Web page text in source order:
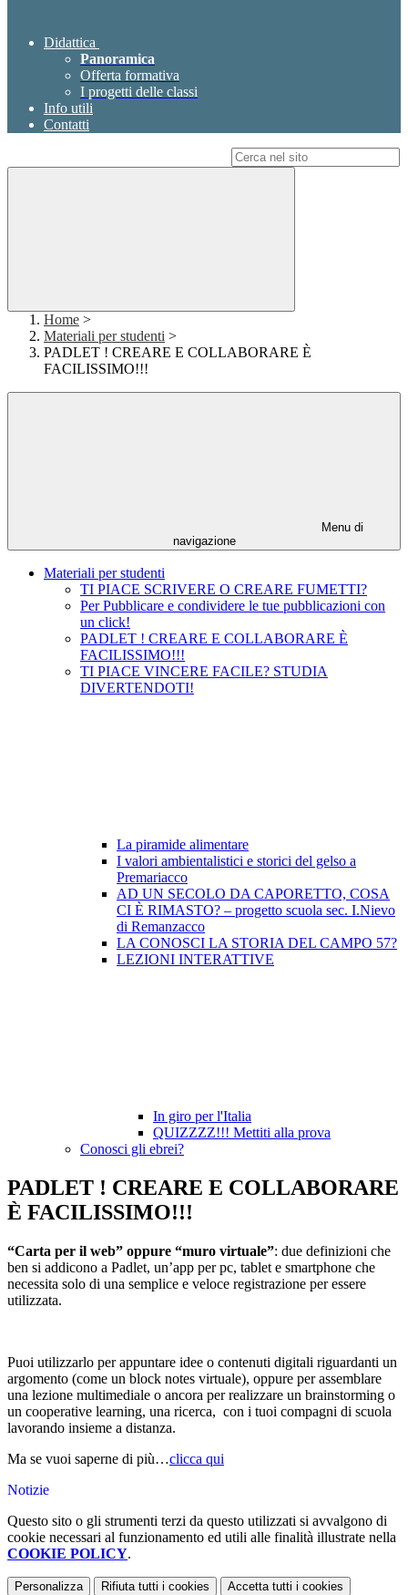
Didattica
Panoramica
Offerta formativa
I progetti delle classi
Info utili
Contatti
Home >
Materiali per studenti >
PADLET ! CREARE E COLLABORARE È
FACILISSIMO!!!
Menu di
navigazione
Materiali per studenti
TI PIACE SCRIVERE O CREARE FUMETTI?
Per Pubblicare e condividere le tue pubblicazioni con
un click!
PADLET ! CREARE E COLLABORARE È
FACILISSIMO!!!
TI PIACE VINCERE FACILE? STUDIA
DIVERTENDOTI!
La piramide alimentare
I valori ambientalistici e storici del gelso a
Premariacco
AD UN SECOLO DA CAPORETTO, COSA
CI È RIMASTO? – progetto scuola sec. I.Nievo
di Remanzacco
LA CONOSCI LA STORIA DEL CAMPO 57?
LEZIONI INTERATTIVE
In giro per l'Italia
QUIZZZZ!!! Mettiti alla prova
Conosci gli ebrei?
PADLET ! CREARE E COLLABORARE
È FACILISSIMO!!!
“Carta per il web” oppure “muro virtuale”: due definizioni che
ben si addicono a Padlet, un’app per pc, tablet e smartphone che
necessita solo di una semplice e veloce registrazione per essere
utilizzata.
Puoi utilizzarlo per appuntare idee o contenuti digitali riguardanti un
argomento (come un block notes virtuale), oppure per assemblare
una lezione multimediale o ancora per realizzare un brainstorming o
un cooperative learning, una ricerca, con i tuoi compagni di scuola
lavorando insieme a distanza.
Ma se vuoi saperne di più…clicca qui
Notizie
Questo sito o gli strumenti terzi da questo utilizzati si avvalgono di
cookie necessari al funzionamento ed utili alle finalità illustrate nella
COOKIE POLICY.
Personalizza Rifiuta tutti i cookies Accetta tutti i cookies